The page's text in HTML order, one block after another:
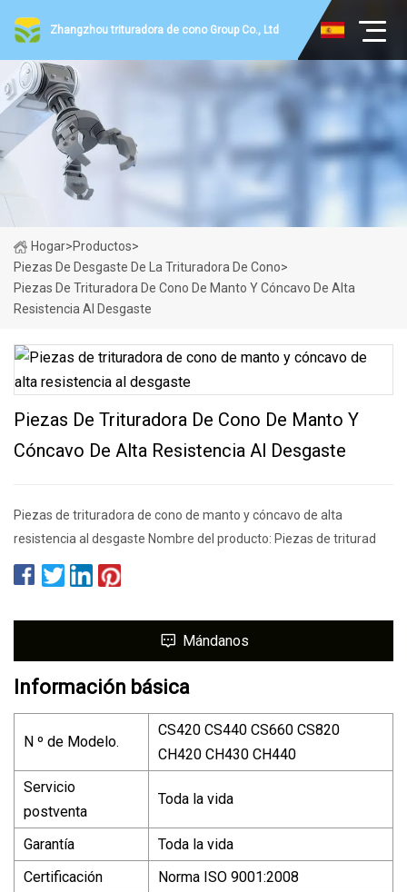
Zhangzhou trituradora de cono Group Co., Ltd
Hogar>Productos>
Piezas De Desgaste De La Trituradora De Cono>
Piezas De Trituradora De Cono De Manto Y Cóncavo De Alta
Resistencia Al Desgaste
Piezas De Trituradora De Cono De Manto Y
Cóncavo De Alta Resistencia Al Desgaste
Piezas de trituradora de cono de manto y cóncavo de alta
resistencia al desgaste Nombre del producto: Piezas de triturad
Mándanos
Información básica
N º de Modelo.
CS420 CS440 CS660 CS820
CH420 CH430 CH440
Servicio
postventa
Toda la vida
Garantía
Toda la vida
Certificación
Norma ISO 9001:2008